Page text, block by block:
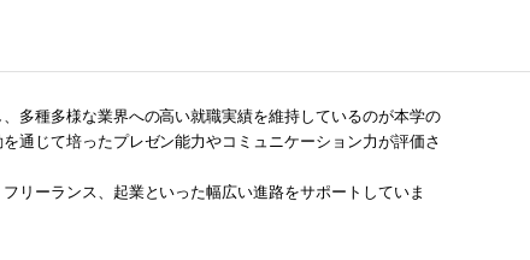
多種多様な業界への高い就職実績を維持しているのが本学の
通じて培ったプレゼン能力やコミュニケーション力が評価さ
リーランス、起業といった幅広い進路をサポートしていま